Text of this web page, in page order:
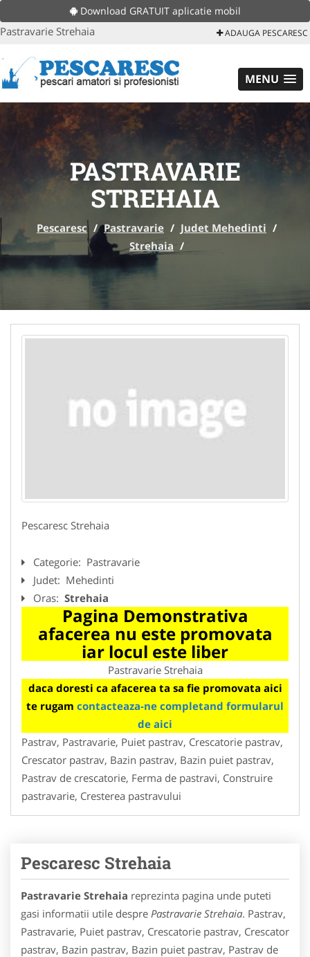
Download GRATUIT aplicatie mobil
Pastravarie Strehaia ADAUGA PESCARESC
MENU
PASTRAVARIE
STREHAIA
Pescaresc / Pastravarie / Judet Mehedinti /
Strehaia /
Pescaresc Strehaia
Categorie: Pastravarie
Judet: Mehedinti
Oras: Strehaia
Pagina Demonstrativa
afacerea nu este promovata
iar locul este liber
Pastravarie Strehaia
daca doresti ca afacerea ta sa fie promovata aici
te rugam contacteaza-ne completand formularul
de aici
Pastrav, Pastravarie, Puiet pastrav, Crescatorie pastrav,
Crescator pastrav, Bazin pastrav, Bazin puiet pastrav,
Pastrav de crescatorie, Ferma de pastravi, Construire
pastravarie, Cresterea pastravului
Pescaresc Strehaia
Pastravarie Strehaia reprezinta pagina unde puteti
gasi informatii utile despre Pastravarie Strehaia. Pastrav,
Pastravarie, Puiet pastrav, Crescatorie pastrav, Crescator
pastrav, Bazin pastrav, Bazin puiet pastrav, Pastrav de